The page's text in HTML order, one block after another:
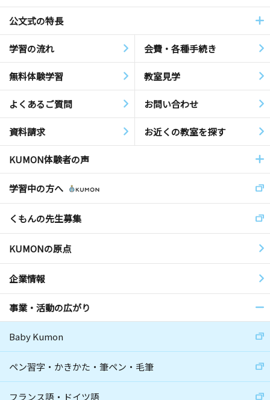
公文式の特長
学習の流れ 会費・各種手続き
無料体験学習 教室見学
よくあるご質問 お問い合わせ
資料請求 お近くの教室を探す
KUMON体験者の声
学習中の方へ
くもんの先生募集
KUMONの原点
企業情報
事業・活動の広がり
Baby Kumon
ペン習字・かきかた・筆ペン・毛筆
フランス語・ドイツ語